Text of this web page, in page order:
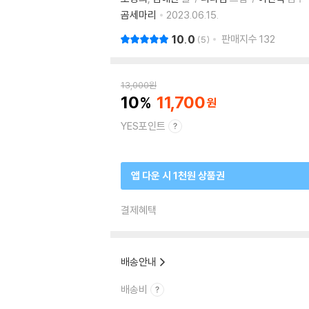
곰세마리
2023.06.15.
10.0 5 판매지수 132
13,000원
10 11,700
YES포인트
앱 다운 시 1천원 상품권
결제혜택
배송안내
배송비